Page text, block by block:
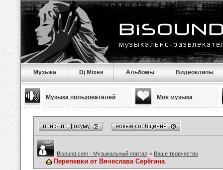
Музыка Dj Mixes Альбомы Видеоклипы
Музыка пользователей Моя музыка
Bisound.com - Музыкальный портал > Ваше творчество
Перепевки от Вячеслава Серёгина